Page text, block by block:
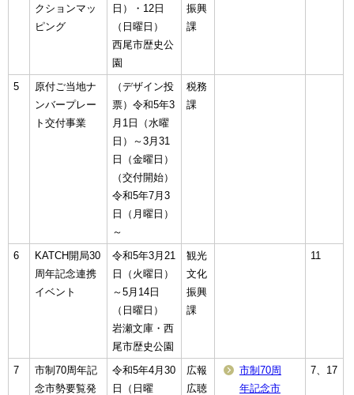
クションマッ
ピング
日）・12日
（日曜日）
西尾市歴史公
園
振興
課
5
原付ご当地ナ
ンバープレー
ト交付事業
（デザイン投
票）令和5年3
月1日（水曜
日）～3月31
日（金曜日）
（交付開始）
令和5年7月3
日（月曜日）
～
税務
課
6
KATCH開局30
周年記念連携
イベント
令和5年3月21
日（火曜日）
～5月14日
（日曜日）
岩瀬文庫・西
尾市歴史公園
観光
文化
振興
課
11
7
市制70周年記
念市勢要覧発
令和5年4月30
日（日曜
広報
広聴
市制70周
年記念市
7、17